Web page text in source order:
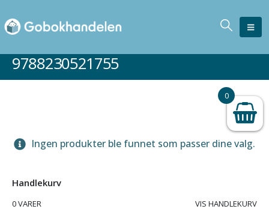
9788230521755
Ingen produkter ble funnet som passer dine valg.
Handlekurv
0 VARER
VIS HANDLEKURV
0